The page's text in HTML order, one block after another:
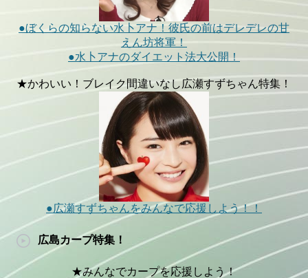
●ぼくらの知らない水卜アナ！彼氏の前はデレデレの甘
えん坊将軍！
●水卜アナのダイエット法大公開！
★かわいい！ブレイク間違いなし広瀬すずちゃん特集！
●広瀬すずちゃんをみんなで応援しよう！！
広島カープ特集！
★みんなでカープを応援しよう！